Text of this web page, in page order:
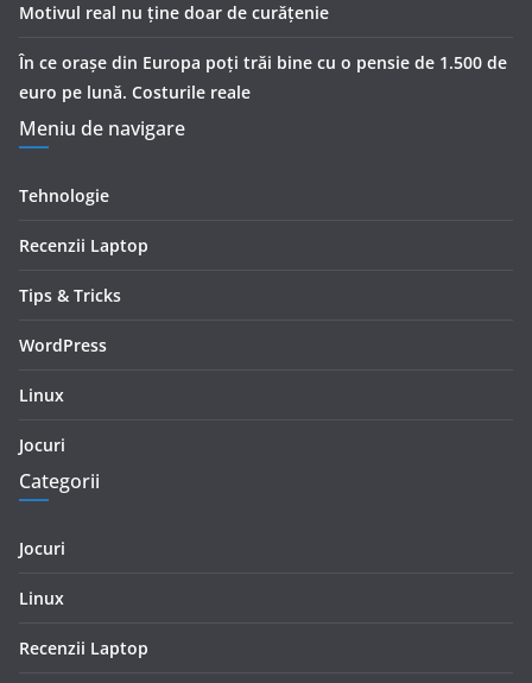
Motivul real nu ține doar de curățenie
În ce orașe din Europa poți trăi bine cu o pensie de 1.500 de
euro pe lună. Costurile reale
Meniu de navigare
Tehnologie
Recenzii Laptop
Tips & Tricks
WordPress
Linux
Jocuri
Categorii
Jocuri
Linux
Recenzii Laptop